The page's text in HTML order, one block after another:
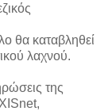
θα καταβληθεί
λαχνού.
της